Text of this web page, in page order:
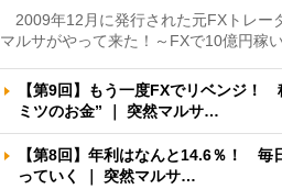
2009年12月に発行された元FXトレー
マルサがやって来た！～FXで10億円稼
【第9回】もう一度FXでリベンジ！
ミツのお金” ｜ 突然マルサ…
【第8回】年利はなんと14.6％！ 毎
っていく ｜ 突然マルサ…